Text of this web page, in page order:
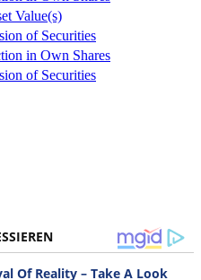
Value(s)
of Securities
in Own Shares
of Securities